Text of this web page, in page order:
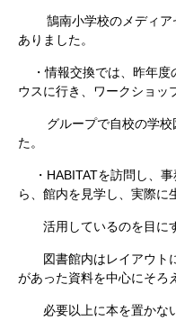
鵠南小学校のメディア
ありました。
・情報交換では、昨年度
ウスに行き、ワークショッ
グループで自校の学校
た。
・HABITATを訪問し、事
ら、館内を見学し、実際に
活用しているのを目にす
図書館内はレイアウト
があった資料を中心にそろ
必要以上に本を置かない